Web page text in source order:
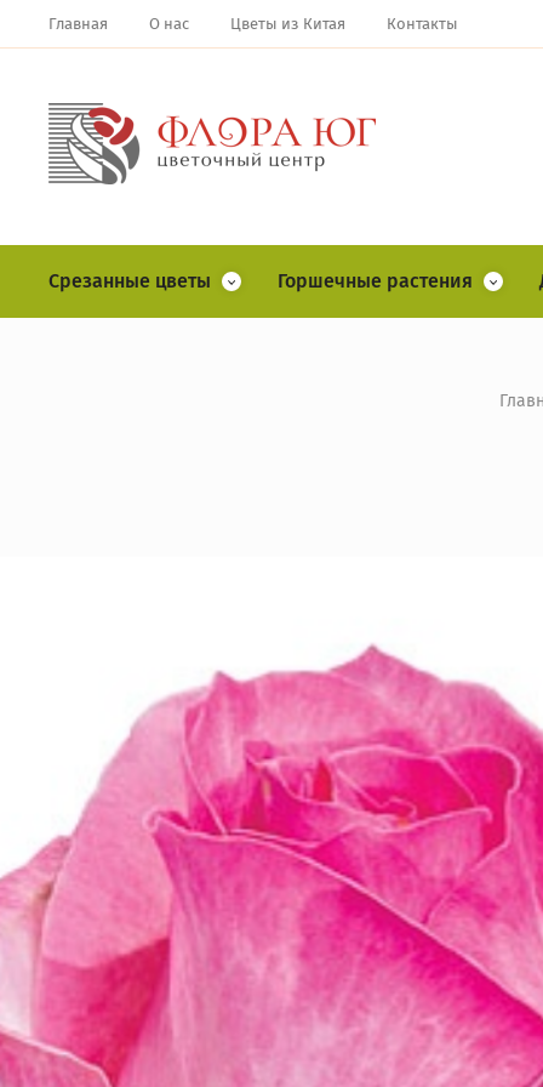
Главная О нас Цветы из Китая Контакты
Срезанные цветы Горшечные растения